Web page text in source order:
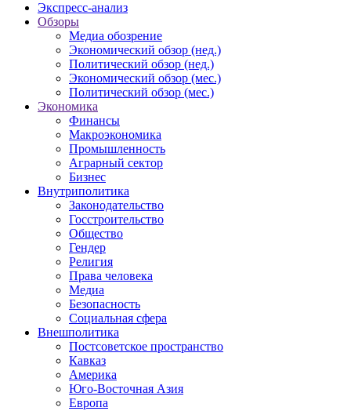
Экспресс-анализ
Обзоры
Медиа обозрение
Экономический обзор (нед.)
Политический обзор (нед.)
Экономический обзор (мес.)
Политический обзор (мес.)
Экономика
Финансы
Макроэкономика
Промышленность
Аграрный сектор
Бизнес
Внутриполитика
Законодательство
Госстроительство
Общество
Гендер
Религия
Права человека
Медиа
Безопасность
Социальная сфера
Внешполитика
Постсоветское пространство
Кавказ
Америка
Юго-Восточная Азия
Европа